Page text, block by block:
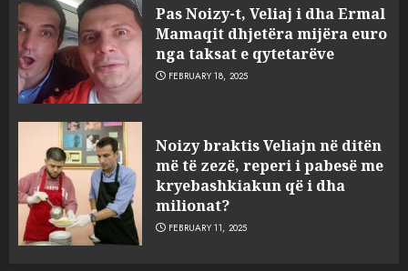
Pas Noizy-t, Veliaj i dha Ermal
Mamaqit dhjetëra mijëra euro
nga taksat e qytetarëve
FEBRUARY 18, 2025
Noizy braktis Veliajn në ditën
më të zezë, reperi i pabesë me
kryebashkiakun që i dha
milionat?
FEBRUARY 11, 2025
3
sulmuan “One Albania”,
ngjarja u fsheh. A u vodhën
serverat?
MARCH 25, 2025